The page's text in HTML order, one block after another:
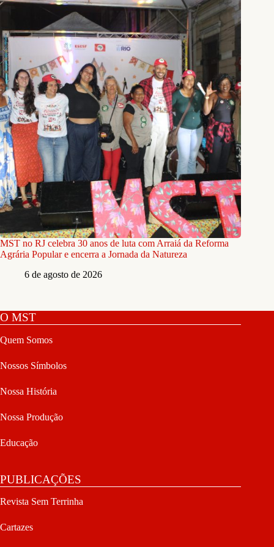
MST no RJ celebra 30 anos de luta com Arraiá da Reforma
Agrária Popular e encerra a Jornada da Natureza
6 de agosto de 2026
O MST
Quem Somos
Nossos Símbolos
Nossa História
Nossa Produção
Educação
PUBLICAÇÕES
Revista Sem Terrinha
Cartazes